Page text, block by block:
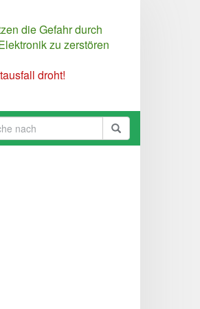
die Gefahr durch
zu zerstören
droht!